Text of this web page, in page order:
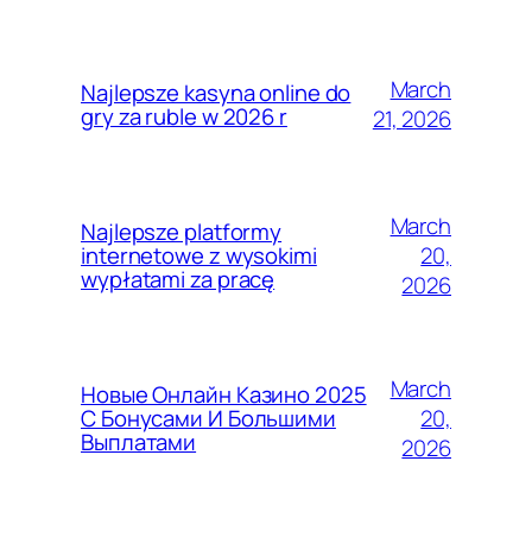
Najlepsze kasyna online do
gry za ruble w 2026 r
March
21, 2026
Najlepsze platformy
internetowe z wysokimi
wypłatami za pracę
March
20,
2026
Новые Онлайн Казино 2025
С Бонусами И Большими
Выплатами
March
20,
2026